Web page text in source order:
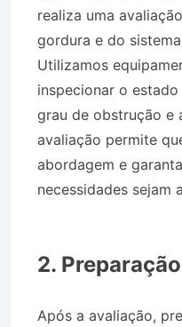
realiza uma
gordura e do
Utilizamos
inspecionar o
grau de obstrução e
avaliação permite
abordagem e
necessidades sejam
2.
Após a avaliação,